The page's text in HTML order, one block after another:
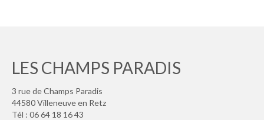
Les
options
LES CHAMPS PARADIS
3 rue de Champs Paradis
44580 Villeneuve en Retz
Tél : 06 64 18 16 43